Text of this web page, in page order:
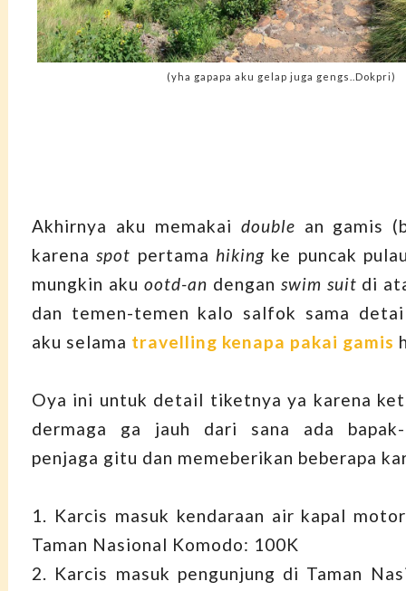
(yha gapapa aku gelap juga gengs..Dokpri)
Akhirnya aku memakai double an gamis
karenaspot pertama hiking ke puncak
mungkin aku ootd-an dengan swim suit di
dan temen-temen kalo salfok sama
aku selama travelling kenapa pakai gamis
Oya ini untuk detail tiketnya ya karena
dermaga ga jauh dari sana ada
penjaga gitu dan memeberikan beberapa
1. Karcis masuk kendaraan air kapal
Taman Nasional Komodo: 100K
2. Karcis masuk pengunjung di Taman